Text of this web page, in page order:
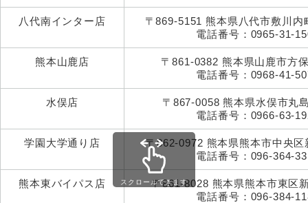
八代南インター店
〒869-5151 熊本県八代市敷川内
電話番号：0965-31-
熊本山鹿店
〒861-0382 熊本県山鹿市方
電話番号：0968-41-
水俣店
〒867-0058 熊本県水俣市丸
電話番号：0966-63-
学園大学通り店
〒862-0972 熊本県熊本市中央
電話番号：096-364-
熊本東バイパス店
〒861-8028 熊本県熊本市東区
電話番号：096-384-
スクロールできます